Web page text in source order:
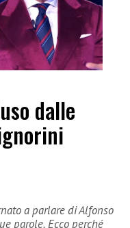
dalle
a parlare di Alfonso
parole. Ecco perché